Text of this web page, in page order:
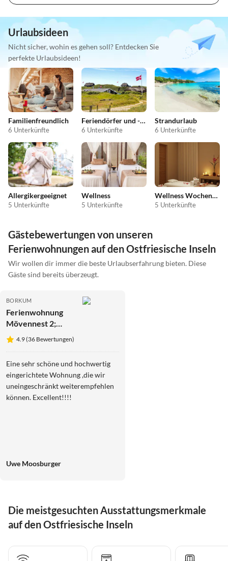
Urlaubsideen
Nicht sicher, wohin es gehen soll? Entdecken Sie
perfekte Urlaubsideen!
Familienfreundlich
6 Unterkünfte
Feriendörfer und -anlagen
6 Unterkünfte
Strandurlaub
6 Unterkünfte
Allergikergeeignet
5 Unterkünfte
Wellness
5 Unterkünfte
Wellness Wochenende
5 Unterkünfte
Gästebewertungen von unseren
Ferienwohnungen auf den Ostfriesische Inseln
Wir wollen dir immer die beste Urlaubserfahrung bieten. Diese
Gäste sind bereits überzeugt.
BORKUM
Ferienwohnung
Mövennest 2;
Nr.274.9 (36 Bewertungen)
Eine sehr schöne und hochwertig
eingerichtete Wohnung ,die wir
uneingeschränkt weiterempfehlen
können. Excellent!!!!
Uwe Moosburger
Die meistgesuchten Ausstattungsmerkmale
auf den Ostfriesische Inseln